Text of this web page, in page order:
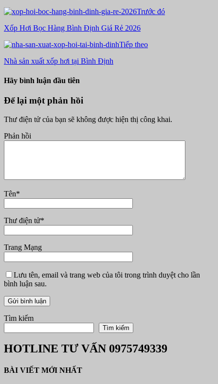
Trước đó
Xốp Hơi Bọc Hàng Bình Định Giá Rẻ 2026
Tiếp theo
Nhà sản xuất xốp hơi tại Bình Định
Hãy bình luận đầu tiên
Để lại một phản hồi
Thư điện tử của bạn sẽ không được hiện thị công khai.
Phản hồi
Tên*
Thư điện tử*
Trang Mạng
Lưu tên, email và trang web của tôi trong trình duyệt cho lần
bình luận sau.
Tìm kiếm
Tìm kiếm
HOTLINE TƯ VẤN 0975749339
BÀI VIẾT MỚI NHẤT